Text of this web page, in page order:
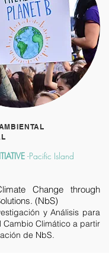
-Pacific Island
Change through
(NbS)
y Análisis para
Cambio Climático a partir
de NbS.